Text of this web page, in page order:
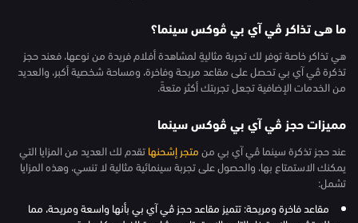
ما هى تذاكر ڤي آي بي ڤوكس سينما؟
هي تذاكر خاصة توفر لك تجربة مثاليةٍ لمشاهدة أفلام فريدة من نوعها، فعند حجز
تذكرة ڤي آي بي تحصل على مقاعد مريحة وفاخرة، ومساحة شخصية أكبر، والعديد
من الخدمات الإضافية تجعل تجربتك أكثر متعةً.
مميزات حجز ڤي آي بي ڤوكس سينما
عند حجز تذكرة سينما ڤي آي بي منمتجر إشحنهاتقدم لك العديد من المزايا التي
يمكنك الاستمتاع بها، والحصول على تجربة سينمائية مثالية لا تنسي، وهذه المزايا
تشمل:
مقاعد فاخرة ومريحة: تتميز مقاعد حجز ڤي آي بي بأنها واسعة ومريحة، مما